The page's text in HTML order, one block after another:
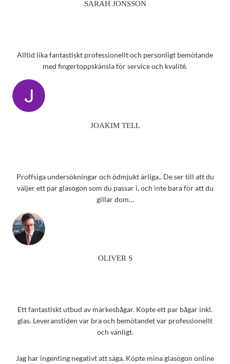
SARAH JONSSON
Alltid lika fantastiskt professionellt och personligt bemötande
med fingertoppskänsla för service och kvalité.
JOAKIM TELL
Proffsiga undersökningar och ödmjukt ärliga.. De ser till att du
väljer ett par glasögon som du passar i, och inte bara för att du
gillar dom…
OLIVER S
Ett fantastiskt utbud av märkesbågar. Köpte ett par bågar inkl.
glas. Leveranstiden var bra och bemötandet var professionellt
och vänligt.
Jag har ingenting negativt att säga. Köpte mina glasögon online